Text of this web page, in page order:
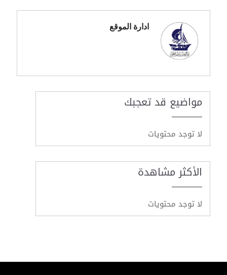
ادارة الموقع
مواضيع قد تعجبك
لا توجد محتويات
الأكثر مشاهدة
لا توجد محتويات